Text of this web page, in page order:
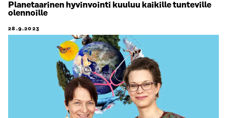
Planetaarinen hyvinvointi kuuluu kaikille tunteville
olennoille
28.9.2023